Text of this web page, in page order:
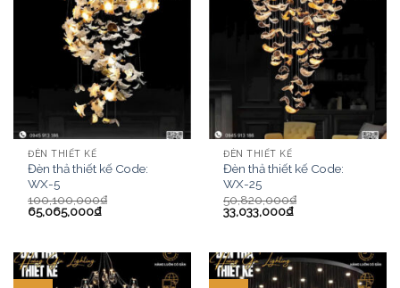
ĐÈN THIẾT KẾ
Đèn thả thiết kế Code:
WX-5
100,100,000₫
65,065,000₫
ĐÈN THIẾT KẾ
Đèn thả thiết kế Code:
WX-25
50,820,000₫
33,033,000₫